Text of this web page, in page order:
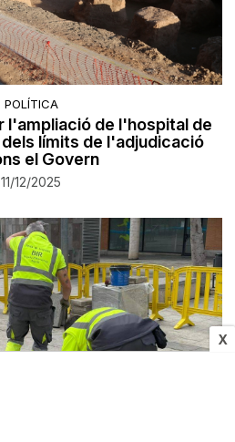
X
POLÍTICA
l'ampliació de l'hospital de
límits de l'adjudicació
el Govern
11/12/2025